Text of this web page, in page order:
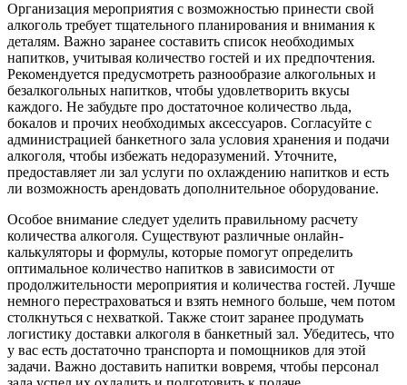
Организация мероприятия с возможностью принести свой
алкоголь требует тщательного планирования и внимания к
деталям. Важно заранее составить список необходимых
напитков, учитывая количество гостей и их предпочтения.
Рекомендуется предусмотреть разнообразие алкогольных и
безалкогольных напитков, чтобы удовлетворить вкусы
каждого. Не забудьте про достаточное количество льда,
бокалов и прочих необходимых аксессуаров. Согласуйте с
администрацией банкетного зала условия хранения и подачи
алкоголя, чтобы избежать недоразумений. Уточните,
предоставляет ли зал услуги по охлаждению напитков и есть
ли возможность арендовать дополнительное оборудование.
Особое внимание следует уделить правильному расчету
количества алкоголя. Существуют различные онлайн-
калькуляторы и формулы, которые помогут определить
оптимальное количество напитков в зависимости от
продолжительности мероприятия и количества гостей. Лучше
немного перестраховаться и взять немного больше, чем потом
столкнуться с нехваткой. Также стоит заранее продумать
логистику доставки алкоголя в банкетный зал. Убедитесь, что
у вас есть достаточно транспорта и помощников для этой
задачи. Важно доставить напитки вовремя, чтобы персонал